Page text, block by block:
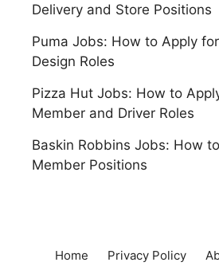
Delivery and Store Positions
Puma Jobs: How to Apply
Design Roles
Pizza Hut Jobs: How to
Member and Driver Roles
Baskin Robbins Jobs: How
Member Positions
Home Privacy Policy